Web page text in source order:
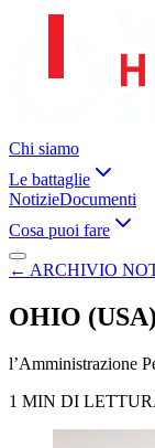
Chi siamo
Le battaglie
NotizieDocumenti
Cosa puoi fare
← ARCHIVIO
OHIO
l’Amministrazione
1 MIN DI